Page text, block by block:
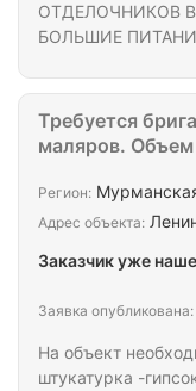
ОТДЕЛОЧНИКОВ
БОЛЬШИЕ
На объект
штукатурка -
Требуется
маляров.
Регион:
Адрес объекта:
Заказчик уже
Заявка опубликована: